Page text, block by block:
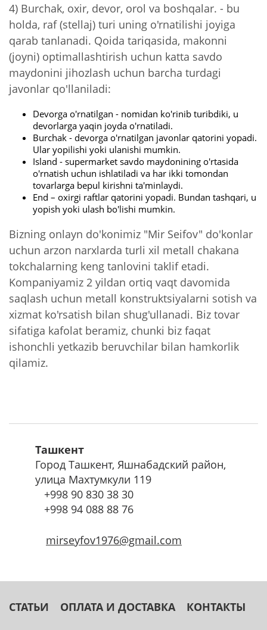
4) Burchak, oxir, devor, orol va boshqalar. - bu
holda, raf (stellaj) turi uning o'rnatilishi joyiga
qarab tanlanadi. Qoida tariqasida, makonni
(joyni) optimallashtirish uchun katta savdo
maydonini jihozlash uchun barcha turdagi
javonlar qo'llaniladi:
Devorga o'rnatilgan - nomidan ko'rinib turibdiki, u
devorlarga yaqin joyda o'rnatiladi.
Burchak - devorga o'rnatilgan javonlar qatorini yopadi.
Ular yopilishi yoki ulanishi mumkin.
Island - supermarket savdo maydonining o'rtasida
o'rnatish uchun ishlatiladi va har ikki tomondan
tovarlarga bepul kirishni ta'minlaydi.
End – oxirgi raftlar qatorini yopadi. Bundan tashqari, u
yopish yoki ulash bo'lishi mumkin.
Bizning onlayn do'konimiz "Mir Seifov" do'konlar
uchun arzon narxlarda turli xil metall chakana
tokchalarning keng tanlovini taklif etadi.
Kompaniyamiz 2 yildan ortiq vaqt davomida
saqlash uchun metall konstruktsiyalarni sotish va
xizmat ko'rsatish bilan shug'ullanadi. Biz tovar
sifatiga kafolat beramiz, chunki biz faqat
ishonchli yetkazib beruvchilar bilan hamkorlik
qilamiz.
Ташкент
Город Ташкент, Яшнабадский район,
улица Махтумкули 119
+998 90 830 38 30
+998 94 088 88 76
mirseyfov1976@gmail.com
СТАТЬИ ОПЛАТА И ДОСТАВКА КОНТАКТЫ